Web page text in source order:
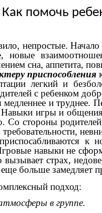
Как помочь
непростые.
сна, аппетита,
приспособления
легкий и
с ребенком
и труднее.
игры и
Со стороны
к
навыки не
страх,
больше
подход:
в группе.